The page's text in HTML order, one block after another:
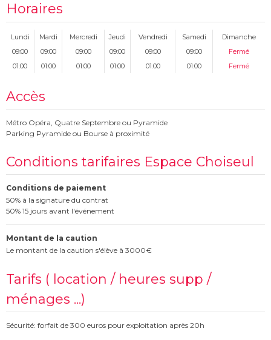
Horaires
Lundi Mardi Mercredi Jeudi Vendredi Samedi
Dimanche
09:00
09:00 09:00 09:00 09:00 09:00
Fermé
01:00
01:00 01:00 01:00 01:00 01:00 Fermé
Accès
Métro Opéra, Quatre Septembre ou Pyramide
Parking Pyramide ou Bourse à proximité
Conditions tarifaires Espace Choiseul
Conditions de paiement
50% à la signature du contrat
50% 15 jours avant l'événement
Montant de la caution
Le montant de la caution s'élève à 3000€
Tarifs ( location / heures supp /
ménages ...)
Sécurité: forfait de 300 euros pour exploitation après 20h